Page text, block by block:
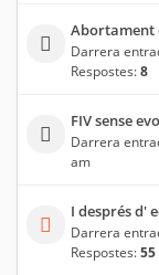
Abortament
Darrera
Respostes:8
FIV sense
Darrera
am
I després d'
Darrera
Respostes:55